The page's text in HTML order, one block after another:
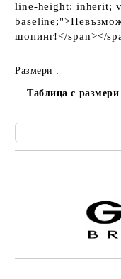
line-height: inherit;
шопинг!</span></
Размери :
Таблица с размери